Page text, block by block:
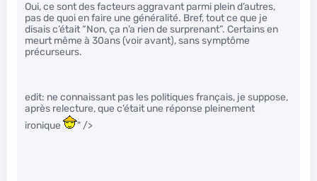
Oui, ce sont des facteurs aggravant parmi plein d’autres,
pas de quoi en faire une généralité. Bref, tout ce que je
disais c’était “Non, ça n’a rien de surprenant”. Certains en
meurt même à 30ans (voir avant), sans symptôme
précurseurs.
edit: ne connaissant pas les politiques français, je suppose,
après relecture, que c’était une réponse pleinement
ironique
" />